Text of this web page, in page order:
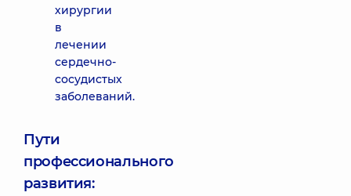
хирургии
в
лечении
сердечно-
сосудистых
заболеваний.
Пути
профессионального
развития: